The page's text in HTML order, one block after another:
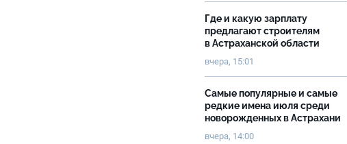
Где и какую зарплату
предлагают строителям
в Астраханской области
вчера, 15:01
Самые популярные и самые
редкие имена июля среди
новорожденных в Астрахани
вчера, 14:00